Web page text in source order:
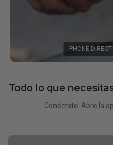
PHONE DIRECT
Todo lo que
Conéctate. Abre la